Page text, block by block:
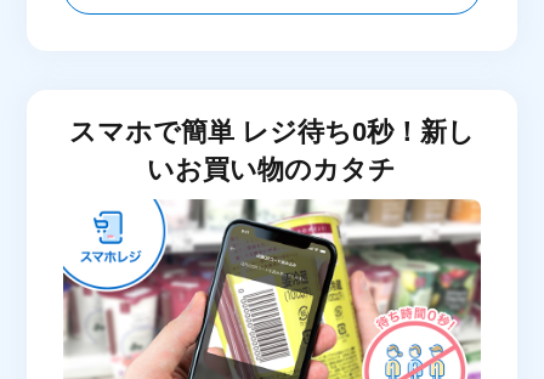
スマホで簡単 レジ待ち0秒！新し
いお買い物のカタチ